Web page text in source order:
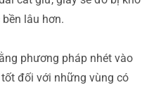
lâu hơn.
phương pháp nhét vào
đối với những vùng có